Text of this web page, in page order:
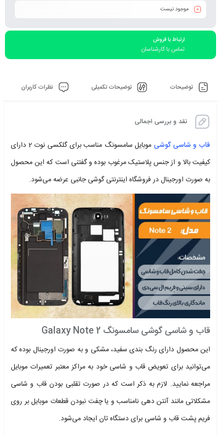
موجود نیست
ارتباط با فروش
تماس با کارشناسان
توضیحات توضیحات تکمیلی نظرات کاربران
نقد و بررسی اجمالی
قاب و شاسی گوشی
موبایل سامسونگ مناسب برای گلکسی نوت 2 دارای
کیفیت بالا و از جنس پلاستیک مرغوب بوده و گفتنی است که این محصول
به صورت اورجینال در فروشگاه اینترنتی گوشی جانبی عرضه می‌شود.
قاب و شاسی گوشی سامسونگ Galaxy Note 2
این محصول دارای رنگ بندی سفید، مشکی و به صورت اورجینال بوده که
می‌توانید برای تعویض قاب و شاسی خود به مراکز معتبر تعمیرات موبایل
مراجعه نمایید. لازم به ذکر است که در صورت تقلبی بودن قاب و شاسی
مشکلاتی مانند آنتن دهی نامناسب و یا چفت نبودن قطعات موبایل بر روی
فریم پشت قاب و شاسی برای دستگاه تان ایجاد می‌شود.